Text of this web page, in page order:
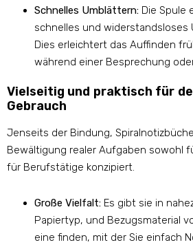
Schnelles Umblättern: Die Spule
schnelles und widerstandsloses
Dies erleichtert das Auffinden
während einer Besprechung
Vielseitig und praktisch für
Gebrauch
Jenseits der Bindung,
Bewältigung realer Aufgaben sowohl
für Berufstätige konzipiert.
Große Vielfalt: Es gibt sie in
Papiertyp, und Bezugsmaterial
eine finden, mit der Sie einfach